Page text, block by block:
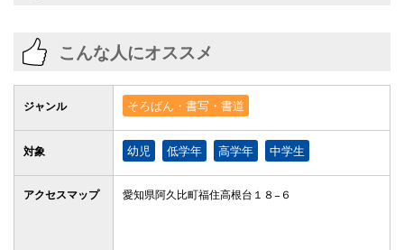
こんな人にオススメ
ジャンル そろばん・書写・書道
対象 幼児 低学年 高学年 中学生
アクセスマップ 愛知県阿久比町福住高根台１８−６